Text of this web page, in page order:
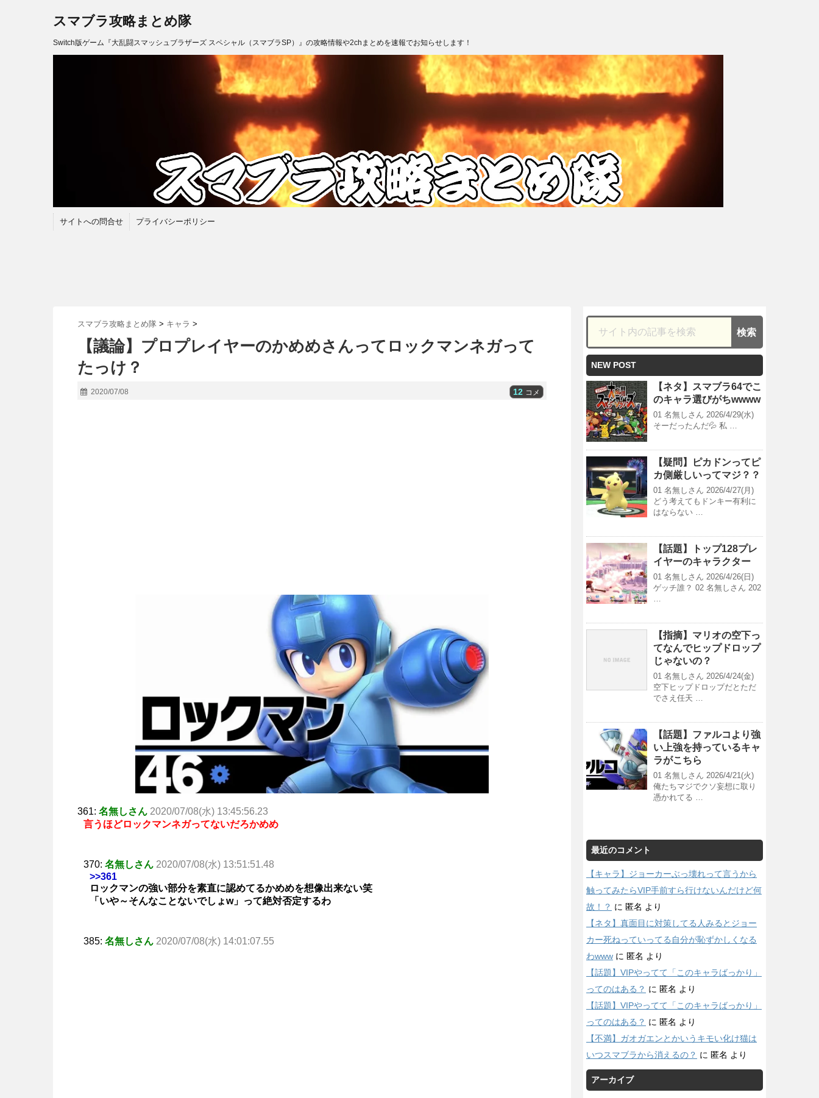
スマブラ攻略まとめ隊
Switch版ゲーム『大乱闘スマッシュブラザーズ スペシャル（スマブラSP）』の攻略情報や2chまとめを速報でお知らせします！
サイトへの問合せ プライバシーポリシー
スマブラ攻略まとめ隊 > キャラ >
【議論】プロプレイヤーのかめめさんってロックマンネガって
たっけ？
2020/07/08 12 コメ
361: 名無しさん 2020/07/08(水) 13:45:56.23
言うほどロックマンネガってないだろかめめ
370: 名無しさん 2020/07/08(水) 13:51:51.48
>>361
ロックマンの強い部分を素直に認めてるかめめを想像出来ない笑
「いや～そんなことないでしょw」って絶対否定するわ
385: 名無しさん 2020/07/08(水) 14:01:07.55
NEW POST
【ネタ】スマブラ64でこ
のキャラ選びがちwwww
01 名無しさん 2026/4/29(水)
そーだったんだ💦 私 …
【疑問】ピカドンってピ
カ側厳しいってマジ？？
01 名無しさん 2026/4/27(月)
どう考えてもドンキー有利に
はならない …
【話題】トップ128プレ
イヤーのキャラクター
01 名無しさん 2026/4/26(日)
ゲッチ誰？ 02 名無しさん 202
…
【指摘】マリオの空下っ
てなんでヒップドロップ
じゃないの？
01 名無しさん 2026/4/24(金)
空下ヒップドロップだとただ
でさえ任天 …
【話題】ファルコより強
い上強を持っているキャ
ラがこちら
01 名無しさん 2026/4/21(火)
俺たちマジでクソ妄想に取り
憑かれてる …
最近のコメント
【キャラ】ジョーカーぶっ壊れって言うから
触ってみたらVIP手前すら行けないんだけど何
故！？ に 匿名 より
【ネタ】真面目に対策してる人みるとジョー
カー死ねっていってる自分が恥ずかしくなる
わwww に 匿名 より
【話題】VIPやってて「このキャラばっかり」
ってのはある？ に 匿名 より
【話題】VIPやってて「このキャラばっかり」
ってのはある？ に 匿名 より
【不満】ガオガエンとかいうキモい化け猫は
いつスマブラから消えるの？ に 匿名 より
アーカイブ